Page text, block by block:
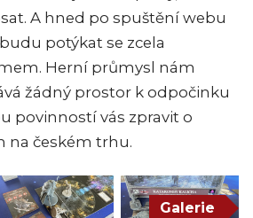
A hned po spuštění webu
potýkat se zcela
Herní průmysl nám
žádný prostor k odpočinku
povinností vás zpravit o
na českém trhu.
Galerie